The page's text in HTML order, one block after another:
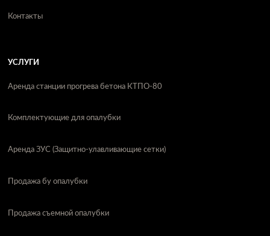
Контакты
УСЛУГИ
Аренда станции прогрева бетона КТПО-80
Комплектующие для опалубки
Аренда ЗУС (Защитно-улавливающие сетки)
Продажа бу опалубки
Продажа съемной опалубки